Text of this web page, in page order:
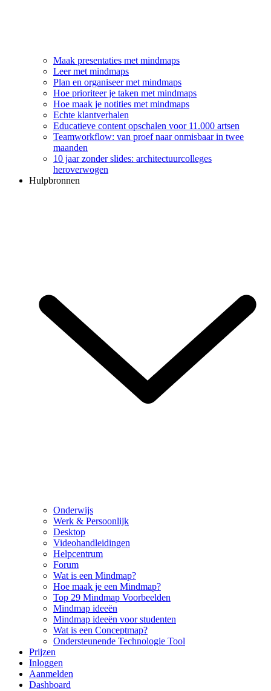
Maak presentaties met mindmaps
Leer met mindmaps
Plan en organiseer met mindmaps
Hoe prioriteer je taken met mindmaps
Hoe maak je notities met mindmaps
Echte klantverhalen
Educatieve content opschalen voor 11.000 artsen
Teamworkflow: van proef naar onmisbaar in twee
maanden
10 jaar zonder slides: architectuurcolleges
heroverwogen
Hulpbronnen
Onderwijs
Werk & Persoonlijk
Desktop
Videohandleidingen
Helpcentrum
Forum
Wat is een Mindmap?
Hoe maak je een Mindmap?
Top 29 Mindmap Voorbeelden
Mindmap ideeën
Mindmap ideeën voor studenten
Wat is een Conceptmap?
Ondersteunende Technologie Tool
Prijzen
Inloggen
Aanmelden
Dashboard